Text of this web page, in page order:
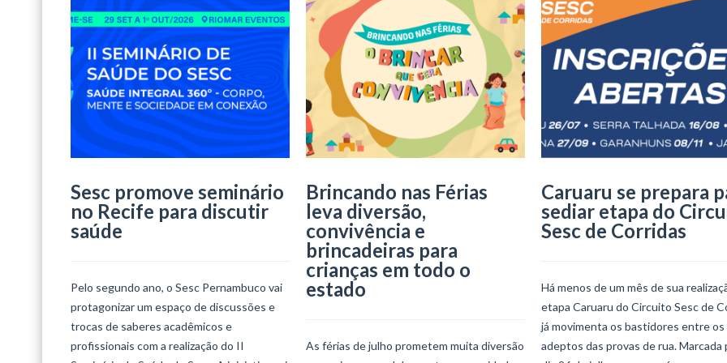
Sesc promove seminário
no Recife para discutir
saúde
Pelo segundo ano, o Sesc Pernambuco vai
protagonizar um espaço de discussões e
trocas de saberes acadêmicos e
profissionais com a realização do II
Brincando nas Férias
leva diversão,
convivência e
brincadeiras para
crianças em todo o
estado
As férias de julho prometem muita diversão
Caruaru se prepara
sediar etapa do
Sesc de Corridas
Há menos de um mês de sua
etapa Caruaru do Circuito Sesc de
já movimenta os bastidores entre os
adeptos das provas de rua. Marcada